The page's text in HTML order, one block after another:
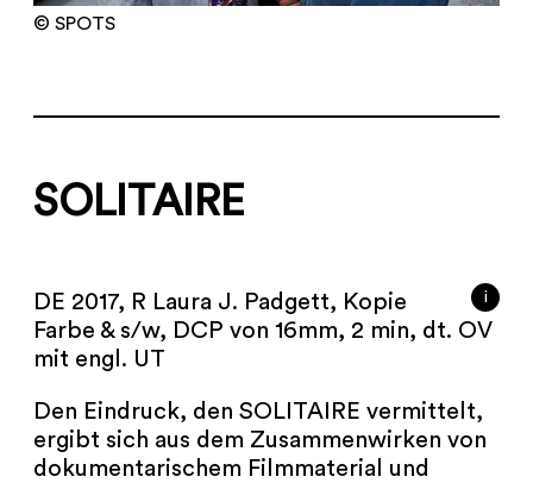
© SPOTS
SOLITAIRE
i
DE 2017, R Laura J. Padgett, Kopie
Farbe & s/w, DCP von 16mm, 2 min, dt. OV
mit engl. UT
Den Eindruck, den SOLITAIRE vermittelt,
ergibt sich aus dem Zusammenwirken von
dokumentarischem Filmmaterial und